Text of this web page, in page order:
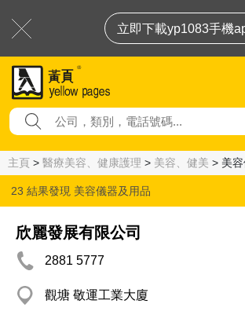
立即下載yp1083手機
主頁 > 醫療美容、健康護理 > 美容、健美 > 美
23 結果發現 美容儀器及用品
欣麗發展有限公司
2881 5777
觀塘 敬運工業大廈